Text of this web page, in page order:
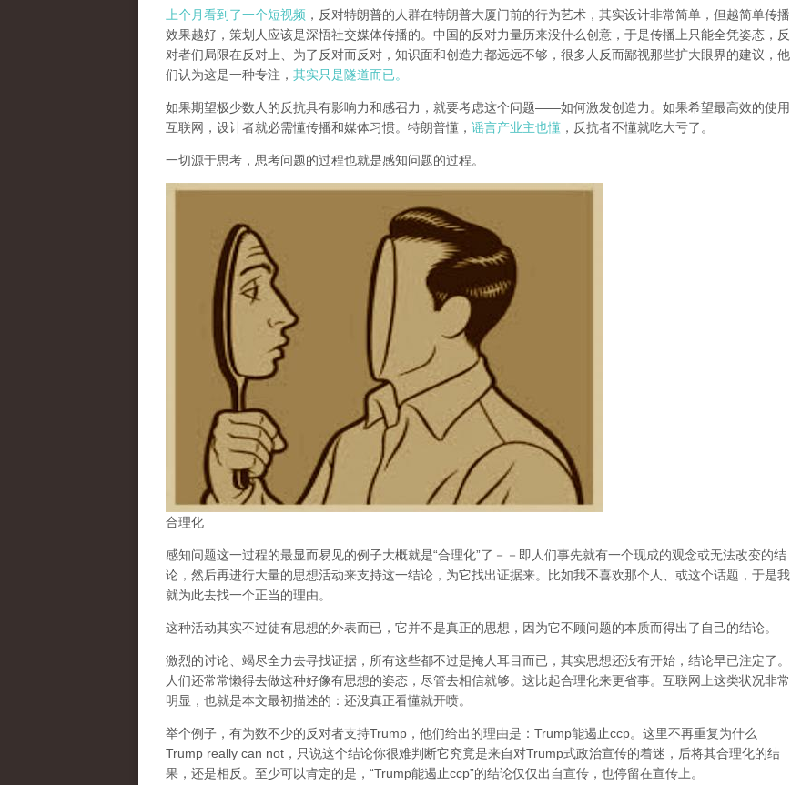
上个月看到了一个短视频 ，反对特朗普的人群在特朗普大厦门前的行为艺术，其实设计非常简单，但越简单传播
效果越好，策划人应该是深悟社交媒体传播的。中国的反对力量历来没什么创意，于是传播上只能全凭姿态，反
对者们局限在反对上、为了反对而反对，知识面和创造力都远远不够，很多人反而鄙视那些扩大眼界的建议，他
们认为这是一种专注， 其实只是隧道而已。
如果期望极少数人的反抗具有影响力和感召力，就要考虑这个问题——如何激发创造力。如果希望最高效的使用
互联网，设计者就必需懂传播和媒体习惯。特朗普懂， 谣言产业主也懂 ，反抗者不懂就吃大亏了。
一切源于思考，思考问题的过程也就是感知问题的过程。
合理化
感知问题这一过程的最显而易见的例子大概就是“合理化”了－－ 即人们事先就有一个现成的观念或无法改变的结
论，然后再进行大量的思想活动来支持这一结论，为它找出证据来。比如我不喜欢那个人、或这个话题，于是我
就为此去找一个正当的理由。
这种活动其实不过徒有思想的外表而已，它并不是真正的思想，因为它不顾问题的本质而得出了自己的结论。
激烈的讨论、竭尽全力去寻找证据，所有这些都不过是掩人耳目而已，其实思想还没有开始，结论早已注定了。
人们还常常懒得去做这种好像有思想的姿态，尽管去相信就够。这比起合理化来更省事。互联网上这类状况非常
明显，也就是本文最初描述的：还没真正看懂就开喷。
举个例子，有为数不少的反对者支持Trump，他们给出的理由是：Trump能遏止ccp。这里不再重复为什么
Trump really can not，只说这个结论你很难判断它究竟是来自对Trump式政治宣传的着迷，后将其合理化的结
果，还是相反。至少可以肯定的是，“Trump能遏止ccp”的结论仅仅出自宣传，也停留在宣传上。